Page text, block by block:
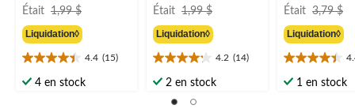
Était 1,99 $
Liquidation◊
4.4 (15)
4.4
étoile(s)
4 en stock
Était 1,99 $
Liquidation◊
4.2 (14)
4.2
étoile(s)
2 en stock
Était 3,79 $
Liquidation◊
4.4
étoile(s)
1 en stock